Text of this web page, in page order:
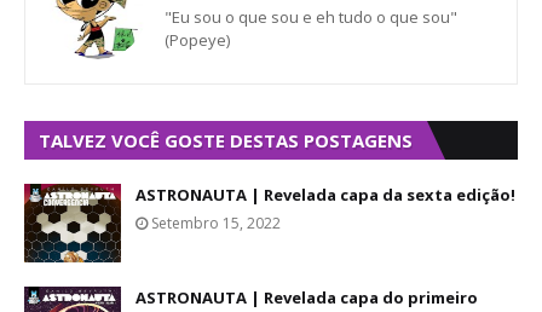
"Eu sou o que sou e eh tudo o que sou"
(Popeye)
TALVEZ VOCÊ GOSTE DESTAS POSTAGENS
ASTRONAUTA | Revelada capa da sexta edição!
Setembro 15, 2022
ASTRONAUTA | Revelada capa do primeiro